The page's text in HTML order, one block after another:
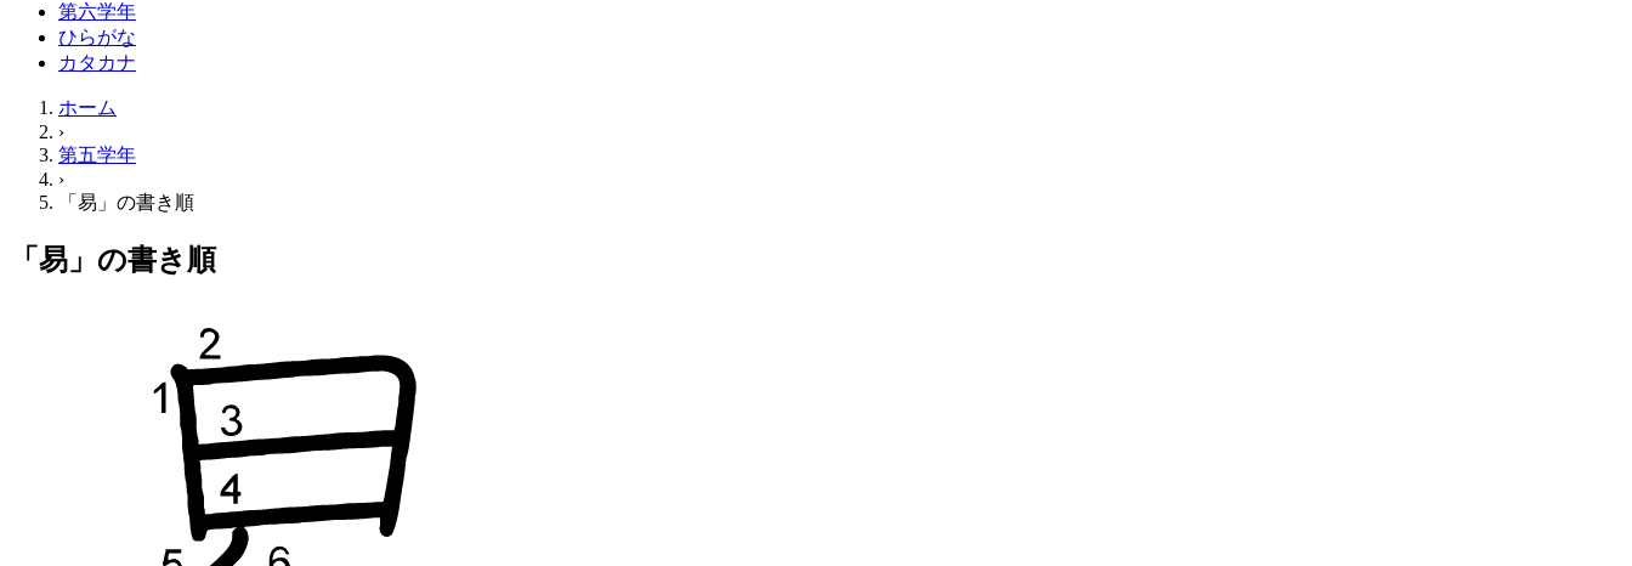
第六学年
ひらがな
カタカナ
ホーム
›
第五学年
›
「易」の書き順
「易」の書き順